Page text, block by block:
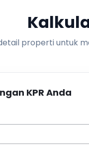
properti untuk
KPR Anda